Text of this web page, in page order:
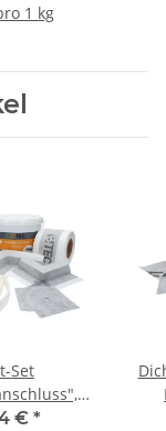
1 kg
Set
Dichtfolie
€ *